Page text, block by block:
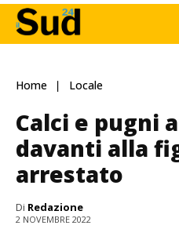
Home Locale
Calci e pugni
davanti alla
arrestato
Di Redazione
2 NOVEMBRE 2022